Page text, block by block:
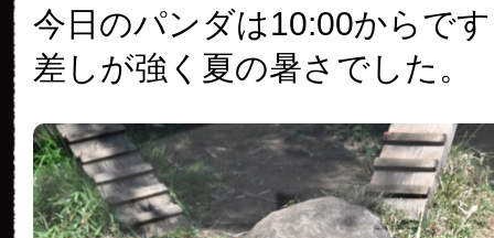
今日のパンダは10:00からで
差しが強く夏の暑さでした。